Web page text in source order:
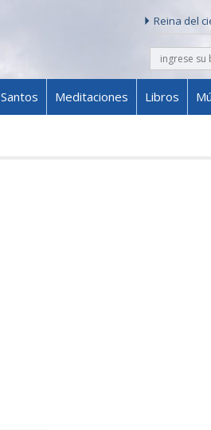
Reina del
buscar
Skip to content
Santos Meditaciones Libros